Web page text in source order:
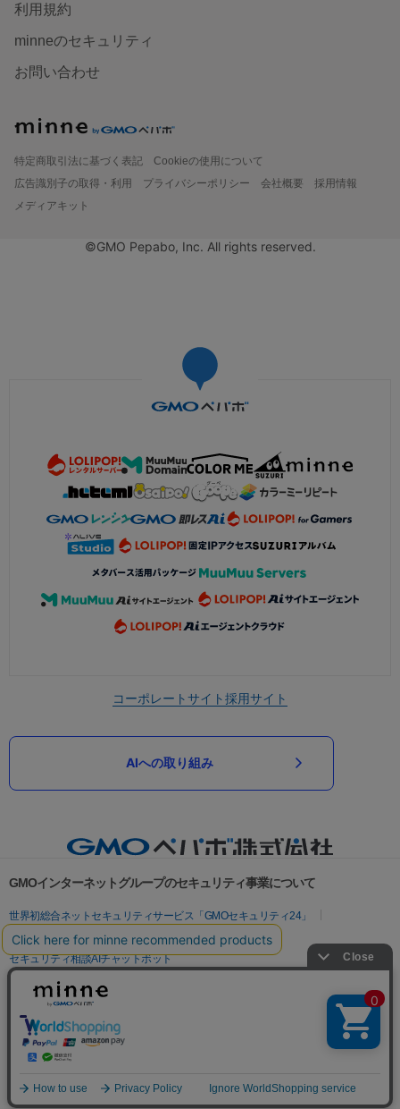
利用規約
minneのセキュリティ
お問い合わせ
特定商取引法に基づく表記
Cookieの使用について
広告識別子の取得・利用
プライバシーポリシー 会社概要
採用情報
メディアキット
©GMO Pepabo, Inc. All rights reserved.
コーポレートサイト採用サイト
AIへの取り組み
GMOインターネットグループのセキュリティ事業について
世界初総合ネットセキュリティサービス「GMOセキュリティ24」
パスワード漏洩診断
Webサイトリスク診断
セキュリティ相談AIチャットボット
実在証明・盗聴対策
サイバー攻撃対策（GMOサイバーセキュリティ byイエラエ）
サイバー攻撃対策（GMO Flatt Security）
セキュリティ事業の軌跡